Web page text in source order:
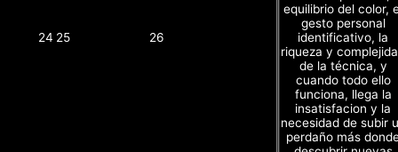
24 25 26
equilibrio del color,
gesto personal
identificativo, la
riqueza y
de la técnica, y
cuando todo ello
funciona, llega la
insatisfacion y la
necesidad de subir
perdaño más